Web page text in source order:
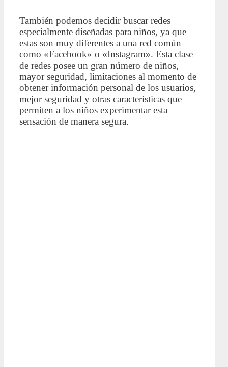
También podemos decidir buscar redes
especialmente diseñadas para niños, ya que
estas son muy diferentes a una red común
como «Facebook» o «Instagram». Esta clase
de redes posee un gran número de niños,
mayor seguridad, limitaciones al momento de
obtener información personal de los usuarios,
mejor seguridad y otras características que
permiten a los niños experimentar esta
sensación de manera segura.